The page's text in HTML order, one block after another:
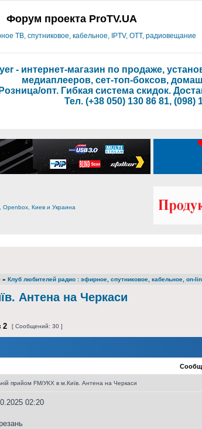
Форум проекта ProTV.UA
ТВ, спутниковое, кабельное, IPTV, OTT, радиовещание
- интернет-магазин по продаже,
медиаплееров, сет-топ-боксов,
Розница/опт. Гибкая система скидок.
Тел. (+38 050) 130 86 81, (098)
» Клуб любителей радио : эфирное, спутниковое, кабельное, on-
Антена на Черкаси
2 [ Сообщений: 30 ]
прийом FM/УКХ в м.Київ. Антена на Черкаси
02:20